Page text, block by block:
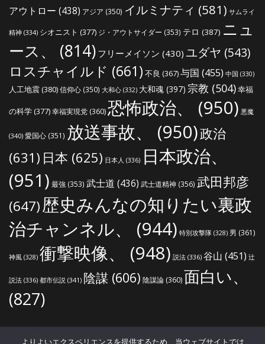
アウトロー (438) アジア (350) イルミナティ (581) サムライ
精神 (334) シオニスト (377) ジ・アウトサイダー (353) テロ (387) ニュ
ース、
(814) フリーメイソン (430) ユダヤ (543)
ロスチャイルド (661) 不良 (367)与国 (455) 中国 (330)
人工地震(380)信仰心 (350) 大和心 (332) 大和魂 (397) 宗教 (504)幸福
の科学(377)幸福実現党 (360)恐怖政治、 (950) 悪魔
(340) 愛国心 (351) 放送事故、 (950)政治
(631) 日本 (625) 日本人 (336) 日本政治、
(951) 最強 (353) 武士道 (436) 武士道精神 (356) 武田邦彦
(647)歴史みんなの知りたい裏政
治チャンネル、
(944) 特別攻撃隊 (328) 男 (361)
神風 (328) 衝撃映像、 (948) 説法 (336) 谷山 (451) 辻
説法 (336) 都市伝説 (341) 陰謀 (606) 陰謀論 (360)面白い、
(827)
よりよいエクスペリエンスを提供するため、当ウェブサイトでは